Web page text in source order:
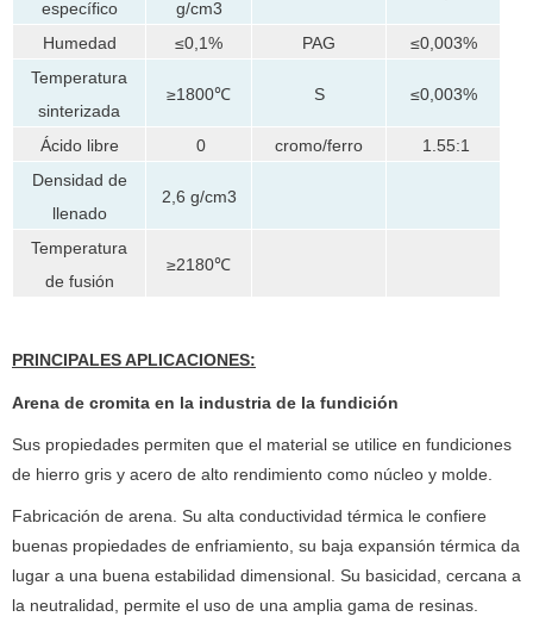
específico
g/cm3
Humedad ≤0,1% PAG
≤0,003%
Temperatura
sinterizada
≥1800℃ S ≤0,003%
Ácido libre 0 cromo/ferro
1.55:1
Densidad de
llenado
2,6 g/cm3
Temperatura
de fusión
≥2180℃
PRINCIPALES APLICACIONES:
Arena de cromita en la industria de la fundición
Sus propiedades permiten que el material se utilice en fundiciones
de hierro gris y acero de alto rendimiento como núcleo y molde.
Fabricación de arena. Su alta conductividad térmica le confiere
buenas propiedades de enfriamiento, su baja expansión térmica da
lugar a una buena estabilidad dimensional. Su basicidad, cercana a
la neutralidad, permite el uso de una amplia gama de resinas.